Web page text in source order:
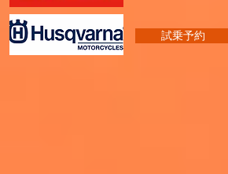
試乗予約